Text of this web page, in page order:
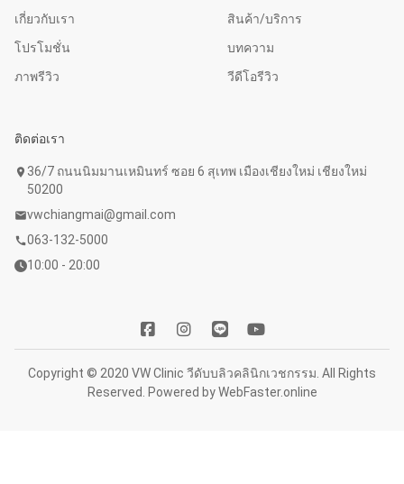
เกี่ยวกับเรา
สินค้า/บริการ
โปรโมชั่น
บทความ
ภาพรีวิว
วีดีโอรีวิว
ติดต่อเรา
location_on 36/7 ถนนนิมมานเหมินทร์ ซอย 6 สุเทพ เมืองเชียงใหม่ เชียงใหม่
50200
mailvwchiangmai@gmail.com
call063-132-5000
10:00 - 20:00
Copyright © 2020 VW Clinic วีดับบลิวคลินิกเวชกรรม. All Rights
Reserved. Powered byWebFaster.online